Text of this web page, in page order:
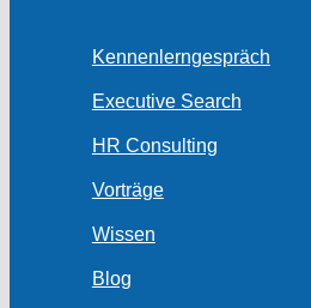
Kennenlerngespräch
Executive Search
HR Consulting
Vorträge
Wissen
Blog